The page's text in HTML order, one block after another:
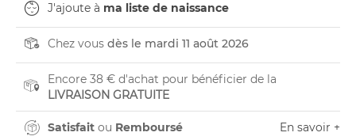
J'ajoute à ma liste de naissance
Chez vous dès le mardi 11 août 2026
Encore 38 € d'achat pour bénéficier de la
LIVRAISON GRATUITE
Satisfait ou Remboursé En savoir +